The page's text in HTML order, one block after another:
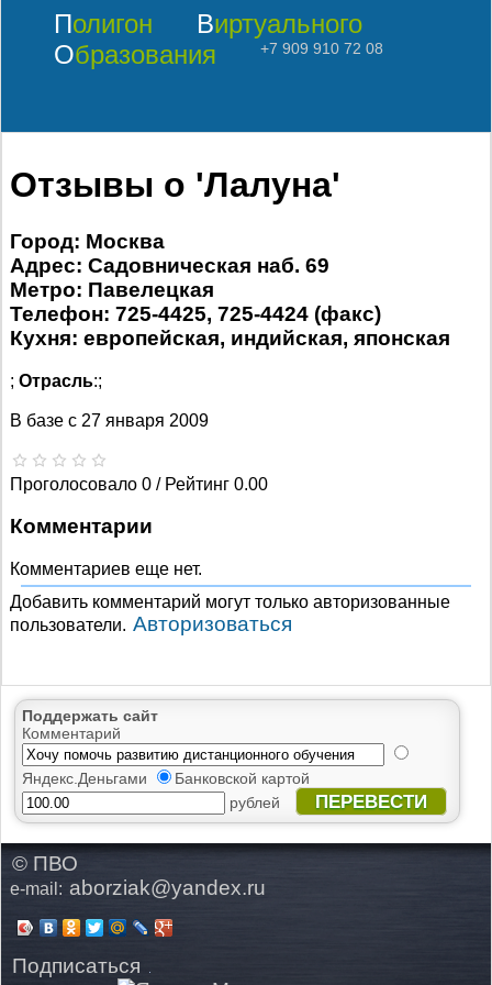
Полигон
Виртуального
Образования
+7 909 910 72 08
Отзывы о 'Лалуна'
Город: Москва
Адрес: Садовническая наб. 69
Метро: Павелецкая
Телефон: 725-4425, 725-4424 (факс)
Кухня: европейская, индийская, японская
; Отрасль:;
В базе с 27 января 2009
Проголосовало 0 / Рейтинг 0.00
Комментарии
Комментариев еще нет.
Добавить комментарий могут только авторизованные
пользователи. Авторизоваться
Поддержать сайт
Комментарий
Яндекс.Деньгами
Банковской картой
рублей
ПЕРЕВЕСТИ
© ПВО
e-mail: aborziak@yandex.ru
Подписаться